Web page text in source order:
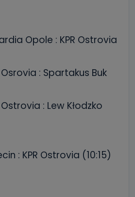
Opole : KPR Ostrovia
Osrovia : Spartakus Buk
: Lew Kłodzko
: KPR Ostrovia (10:15)